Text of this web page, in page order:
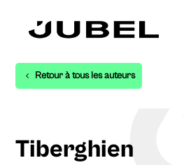
Retour à tous les auteurs
Tiberghien